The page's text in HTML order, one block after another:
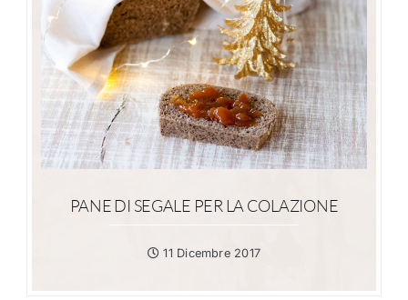
PANE DI SEGALE PER LA COLAZIONE
11 Dicembre 2017